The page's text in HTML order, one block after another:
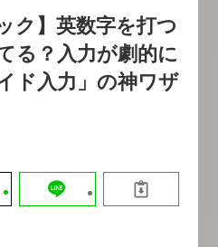
用情報
12開催】「イノベーションを
化する」～投資される事業の
ク】英数字を打つ
る？入力が劇的に
ド入力」の神ワザ